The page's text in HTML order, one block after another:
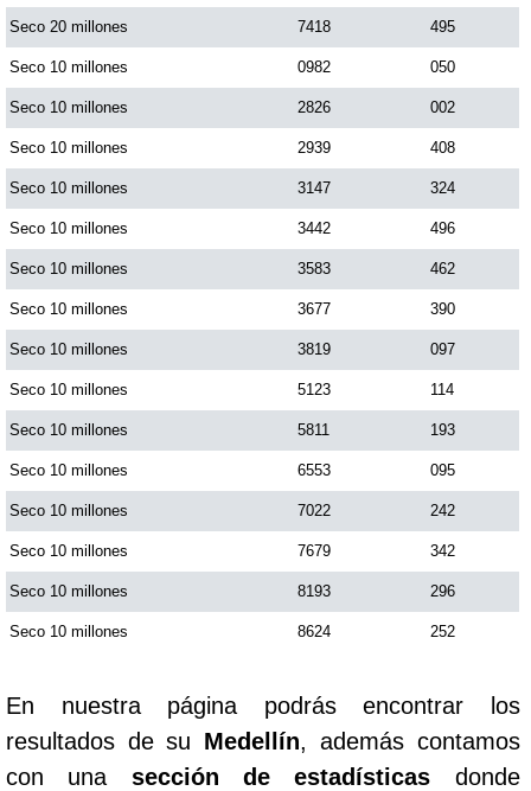
Saman de la suerte
Sinuano Día
Sinuano Noche
Super Chontico Noche
Seco 20 millones 7418 495
Seco 10 millones 0982 050
Seco 10 millones 2826 002
Seco 10 millones 2939 408
Seco 10 millones 3147 324
Seco 10 millones 3442 496
Seco 10 millones 3583 462
Seco 10 millones 3677 390
Seco 10 millones 3819 097
Seco 10 millones 5123 114
Seco 10 millones 5811 193
Seco 10 millones 6553 095
Seco 10 millones 7022 242
Seco 10 millones 7679 342
Seco 10 millones 8193 296
Seco 10 millones 8624 252
En nuestra página podrás encontrar los
resultados de su Medellín, además contamos
con una sección de estadísticas donde